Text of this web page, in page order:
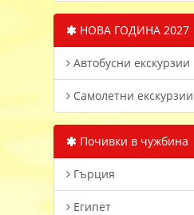
НОВА ГОДИНА 2027
Автобусни екскурзии
Самолетни екскурзии
Почивки в чужбина
Гърция
Египет